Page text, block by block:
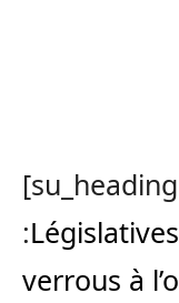
:
verrous à